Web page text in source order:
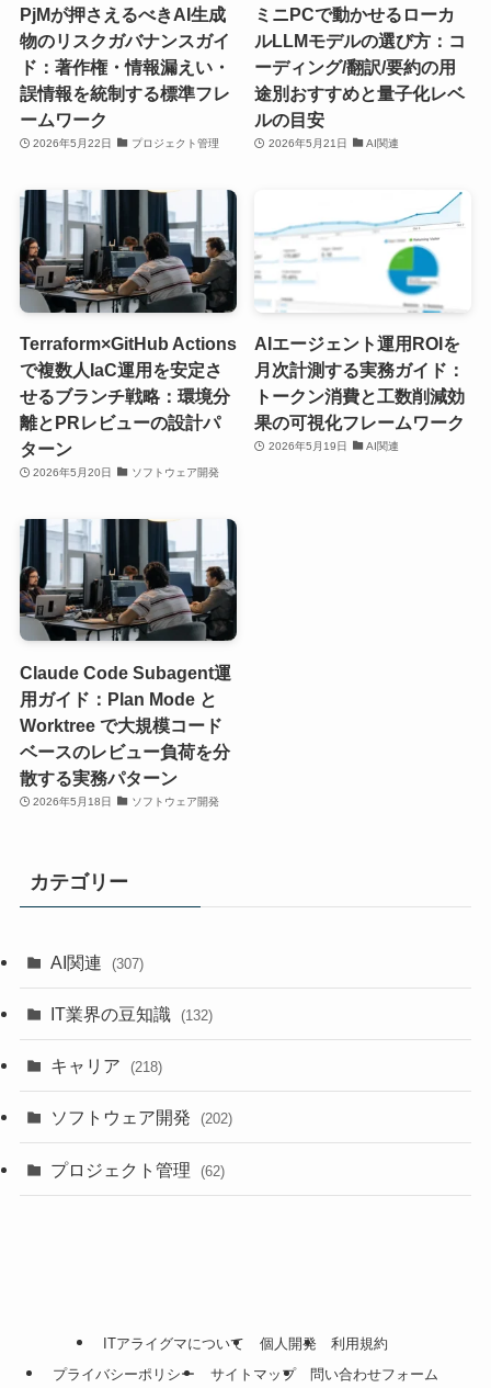
PjMが押さえるべきAI生成
物のリスクガバナンスガイ
ド：著作権・情報漏えい・
誤情報を統制する標準フレ
ームワーク
2026年5月22日 プロジェクト管理
ミニPCで動かせるローカ
ルLLMモデルの選び方：コ
ーディング/翻訳/要約の用
途別おすすめと量子化レベ
ルの目安
2026年5月21日 AI関連
Terraform×GitHub Actions
で複数人IaC運用を安定さ
せるブランチ戦略：環境分
離とPRレビューの設計パ
ターン
2026年5月20日 ソフトウェア開発
AIエージェント運用ROIを
月次計測する実務ガイド：
トークン消費と工数削減効
果の可視化フレームワーク
2026年5月19日 AI関連
Claude Code Subagent運
用ガイド：Plan Mode と
Worktree で大規模コード
ベースのレビュー負荷を分
散する実務パターン
2026年5月18日 ソフトウェア開発
カテゴリー
AI関連 (307)
IT業界の豆知識 (132)
キャリア (218)
ソフトウェア開発 (202)
プロジェクト管理 (62)
ITアライグマについて 個人開発
利用規約
プライバシーポリシー
サイトマップ 問い合わせフォーム